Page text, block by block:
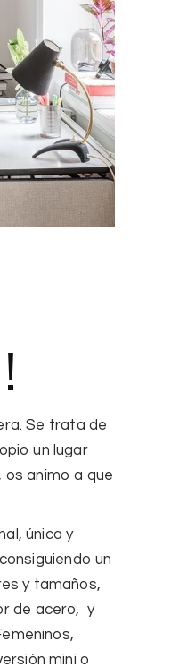
Se trata de
un lugar
animo a que
única y
un
y tamaños,
de acero, y
mini o